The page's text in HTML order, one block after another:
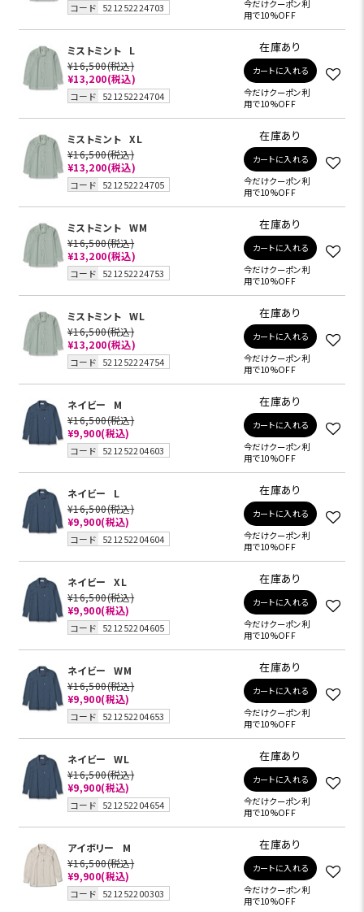
コード 521252224703
今だけクーポン利
用で10%OFF
ミストミント
L
¥16,500(税込)
¥13,200(税込)
コード 521252224704
在庫あり
カートに入れる
今だけクーポン利
用で10%OFF
ミストミント
XL
¥16,500(税込)
¥13,200(税込)
コード 521252224705
在庫あり
カートに入れる
今だけクーポン利
用で10%OFF
ミストミント
WM
¥16,500(税込)
¥13,200(税込)
コード 521252224753
在庫あり
カートに入れる
今だけクーポン利
用で10%OFF
ミストミント
WL
¥16,500(税込)
¥13,200(税込)
コード 521252224754
在庫あり
カートに入れる
今だけクーポン利
用で10%OFF
ネイビー
M
¥16,500(税込)
¥9,900(税込)
コード 521252204603
在庫あり
カートに入れる
今だけクーポン利
用で10%OFF
ネイビー
L
¥16,500(税込)
¥9,900(税込)
コード 521252204604
在庫あり
カートに入れる
今だけクーポン利
用で10%OFF
ネイビー
XL
¥16,500(税込)
¥9,900(税込)
コード 521252204605
在庫あり
カートに入れる
今だけクーポン利
用で10%OFF
ネイビー
WM
¥16,500(税込)
¥9,900(税込)
コード 521252204653
在庫あり
カートに入れる
今だけクーポン利
用で10%OFF
ネイビー
WL
¥16,500(税込)
¥9,900(税込)
コード 521252204654
在庫あり
カートに入れる
今だけクーポン利
用で10%OFF
アイボリー
M
¥16,500(税込)
¥9,900(税込)
コード 521252200303
在庫あり
カートに入れる
今だけクーポン利
用で10%OFF